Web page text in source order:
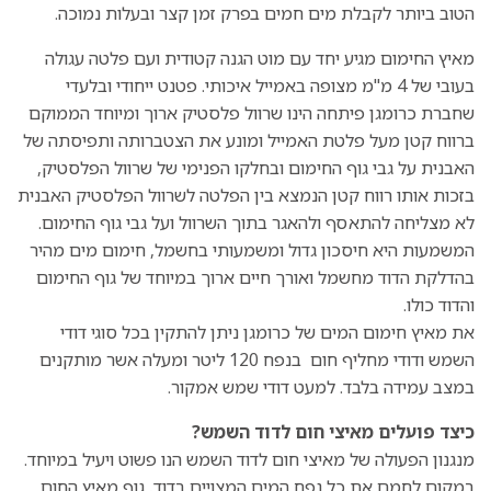
הטוב ביותר לקבלת מים חמים בפרק זמן קצר ובעלות נמוכה.
מאיץ החימום מגיע יחד עם מוט הגנה קטודית ועם פלטה עגולה
בעובי של 4 מ"מ מצופה באמייל איכותי. פטנט ייחודי ובלעדי
שחברת כרומגן פיתחה הינו שרוול פלסטיק ארוך ומיוחד הממוקם
ברווח קטן מעל פלטת האמייל ומונע את הצטברותה ותפיסתה של
האבנית על גבי גוף החימום ובחלקו הפנימי של שרוול הפלסטיק,
בזכות אותו רווח קטן הנמצא בין הפלטה לשרוול הפלסטיק האבנית
לא מצליחה להתאסף ולהאגר בתוך השרוול ועל גבי גוף החימום.
המשמעות היא חיסכון גדול ומשמעותי בחשמל, חימום מים מהיר
בהדלקת הדוד מחשמל ואורך חיים ארוך במיוחד של גוף החימום
והדוד כולו.
את מאיץ חימום המים של כרומגן ניתן להתקין בכל סוגי דודי
השמש ודודי מחליף חום בנפח 120 ליטר ומעלה אשר מותקנים
במצב עמידה בלבד. למעט דודי שמש אמקור.
כיצד פועלים מאיצי חום לדוד השמש?
מנגנון הפעולה של מאיצי חום לדוד השמש הנו פשוט ויעיל במיוחד.